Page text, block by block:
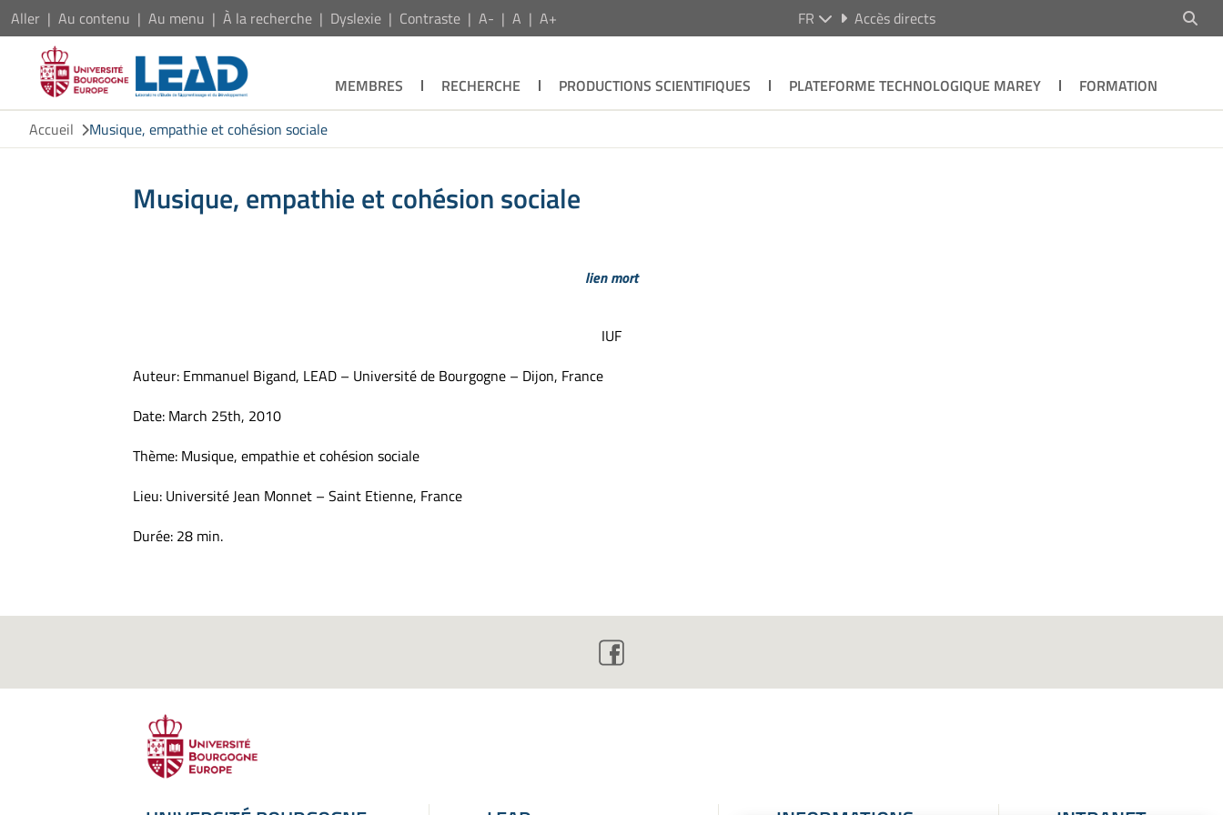
Aller Au contenu Au menu À la recherche Dyslexie Contraste A- A A+ FR Accès directs
MEMBRES RECHERCHE PRODUCTIONS SCIENTIFIQUES PLATEFORME TECHNOLOGIQUE MAREY
FORMATION
Accueil
Musique, empathie et cohésion sociale
Musique, empathie et cohésion sociale
lien mort
IUF
Auteur: Emmanuel Bigand, LEAD – Université de Bourgogne – Dijon, France
Date: March 25th, 2010
Thème: Musique, empathie et cohésion sociale
Lieu: Université Jean Monnet – Saint Etienne, France
Durée: 28 min.